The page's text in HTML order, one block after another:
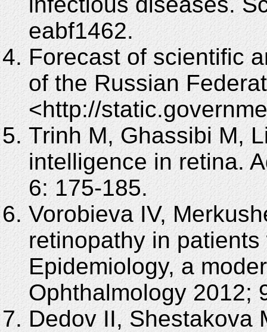
eabf1462.
Forecast of scientific
of the Russian
<http://
Trinh M, Ghassibi M,
intelligence in retina.
6: 175-185.
Vorobieva IV,
retinopathy in
Epidemiology, a
Ophthalmology 2012;
Dedov II, Shestakova